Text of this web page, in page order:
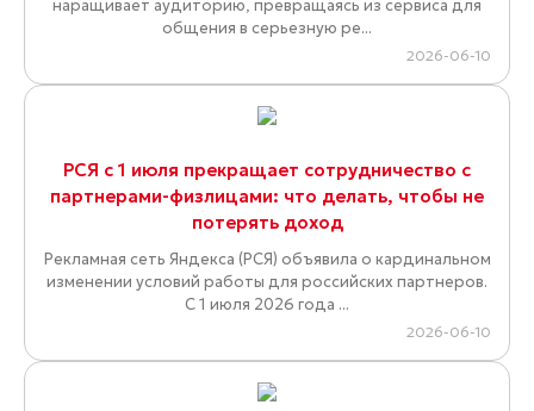
наращивает аудиторию, превращаясь из сервиса для
общения в серьезную ре...
2026-06-10
РСЯ с 1 июля прекращает сотрудничество с
партнерами-физлицами: что делать, чтобы не
потерять доход
Рекламная сеть Яндекса (РСЯ) объявила о кардинальном
изменении условий работы для российских партнеров.
С 1 июля 2026 года ...
2026-06-10